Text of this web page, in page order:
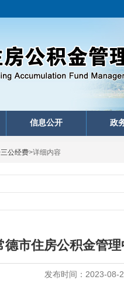
信息公开 政
三公经费>详细内容
德市住房公积金管
发布时间：2023-08-